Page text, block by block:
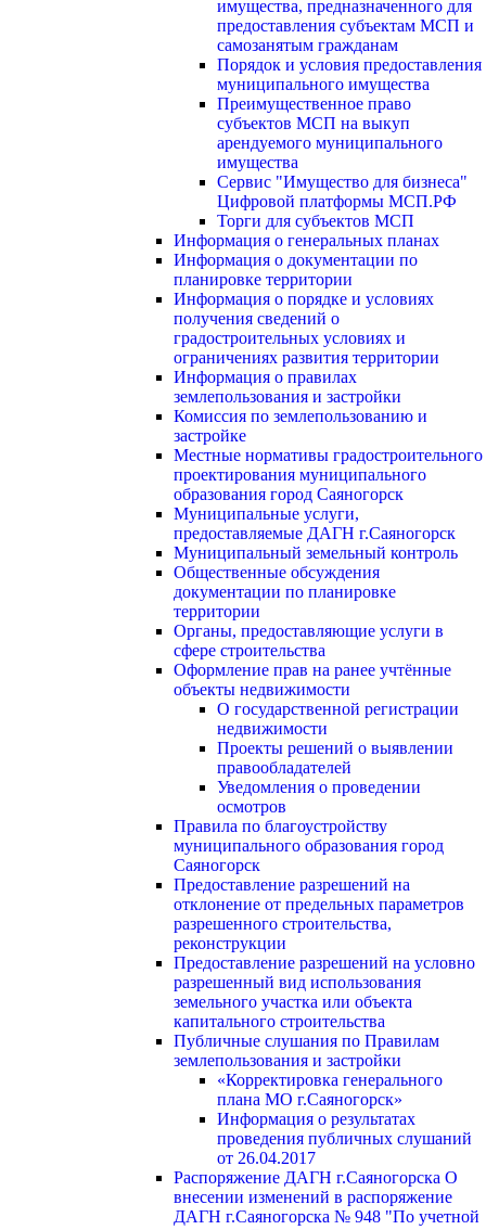
имущества, предназначенного для
предоставления субъектам МСП и
самозанятым гражданам
Порядок и условия предоставления
муниципального имущества
Преимущественное право
субъектов МСП на выкуп
арендуемого муниципального
имущества
Сервис "Имущество для бизнеса"
Цифровой платформы МСП.РФ
Торги для субъектов МСП
Информация о генеральных планах
Информация о документации по
планировке территории
Информация о порядке и условиях
получения сведений о
градостроительных условиях и
ограничениях развития территории
Информация о правилах
землепользования и застройки
Комиссия по землепользованию и
застройке
Местные нормативы градостроительного
проектирования муниципального
образования город Саяногорск
Муниципальные услуги,
предоставляемые ДАГН г.Саяногорск
Муниципальный земельный контроль
Общественные обсуждения
документации по планировке
территории
Органы, предоставляющие услуги в
сфере строительства
Оформление прав на ранее учтённые
объекты недвижимости
О государственной регистрации
недвижимости
Проекты решений о выявлении
правообладателей
Уведомления о проведении
осмотров
Правила по благоустройству
муниципального образования город
Саяногорск
Предоставление разрешений на
отклонение от предельных параметров
разрешенного строительства,
реконструкции
Предоставление разрешений на условно
разрешенный вид использования
земельного участка или объекта
капитального строительства
Публичные слушания по Правилам
землепользования и застройки
«Корректировка генерального
плана МО г.Саяногорск»
Информация о результатах
проведения публичных слушаний
от 26.04.2017
Распоряжение ДАГН г.Саяногорска О
внесении изменений в распоряжение
ДАГН г.Саяногорска № 948 "По учетной